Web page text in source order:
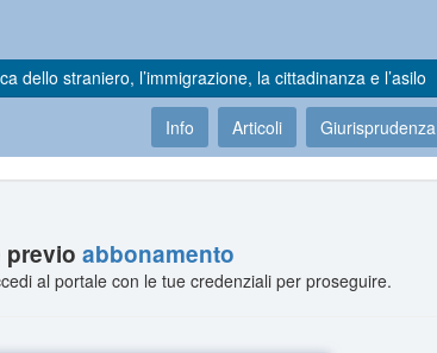
dello straniero, l’immigrazione, la cittadinanza e l’asilo
Info Articoli Giurisprudenza
previoabbonamento
al portale con le tue credenziali per proseguire.